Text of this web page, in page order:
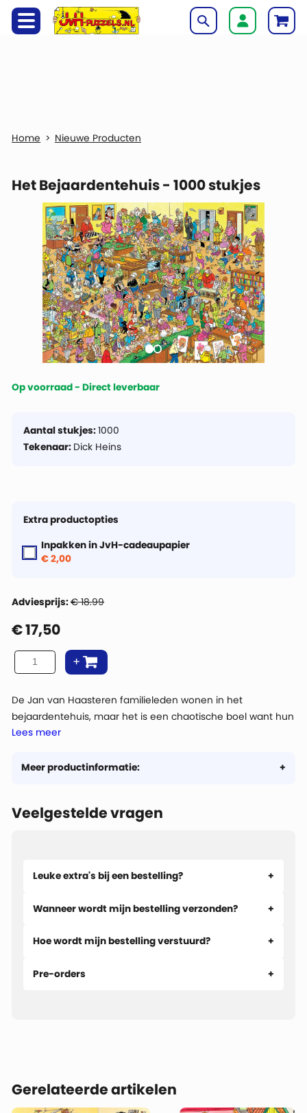
Nieuwe Producten
Meer productinformatie:
Het Bejaardentehuis - 1000 stukjes
Op voorraad - Direct leverbaar
De Jan van Haasteren familieleden wonen in het
bejaardentehuis, maar het is een chaotische boel want hun
streken zijn er niet minder om. Jan van Haasteren doet zijn
Lees meer
Aantal stukjes:1000
Tekenaar: Dick Heins
Extra productopties
Inpakken in JvH-cadeaupapier
€ 2,00
Adviesprijs:€ 18.99
€17,50
Veelgestelde vragen
Leuke extra's bij een bestelling?
Wanneer wordt mijn bestelling verzonden?
Hoe wordt mijn bestelling verstuurd?
Pre-orders
Gerelateerde artikelen